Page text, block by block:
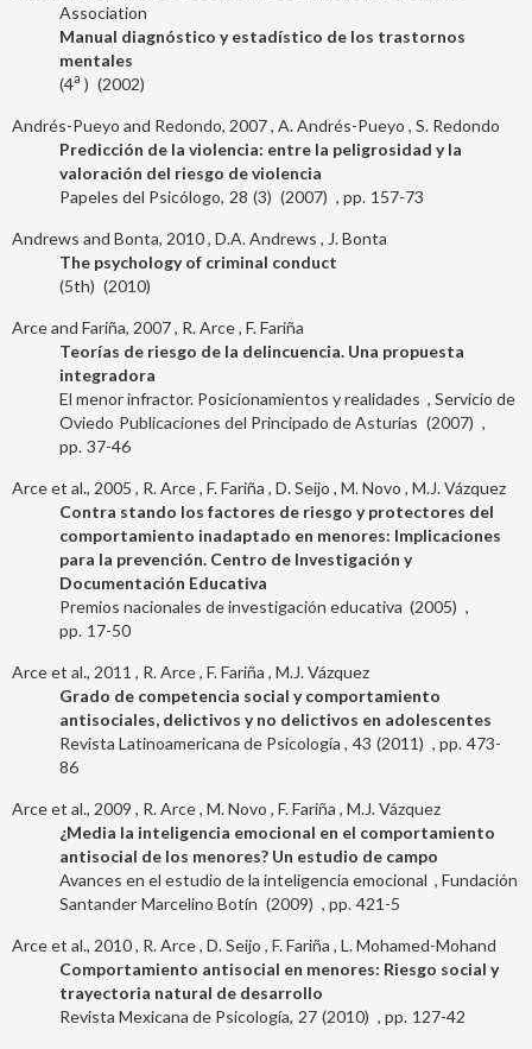
Association
Manual diagnóstico y estadístico de los trastornos
mentales
4a 2002
Andrés-Pueyo and Redondo, 2007 A. Andrés-Pueyo S. Redondo
Predicción de la violencia: entre la peligrosidad y la
valoración del riesgo de violencia
Papeles del Psicólogo 28 3 2007 157-73
Andrews and Bonta, 2010 D.A. Andrews
J. Bonta
The psychology of criminal conduct
5th
2010
Arce and Fariña, 2007 R. Arce F. Fariña
Teorías de riesgo de la delincuencia. Una propuesta
integradora
El menor infractor. Posicionamientos y realidades
Servicio de
Publicaciones del Principado de Asturias
Oviedo
2007
37-46
Arce et al., 2005 R. Arce F. Fariña D. Seijo M. Novo M.J. Vázquez
Contra stando los factores de riesgo y protectores del
comportamiento inadaptado en menores: Implicaciones
para la prevención. Centro de Investigación y
Documentación Educativa
Premios nacionales de investigación educativa
2005
17-50
Arce et al., 2011 R. Arce F. Fariña M.J. Vázquez
Grado de competencia social y comportamiento
antisociales, delictivos y no delictivos en adolescentes
Revista Latinoamericana de Psicología
43 2011
473-
86
Arce et al., 2009 R. Arce M. Novo F. Fariña M.J. Vázquez
¿Media la inteligencia emocional en el comportamiento
antisocial de los menores? Un estudio de campo
Avances en el estudio de la inteligencia emocional
Fundación
Marcelino Botín
Santander 2009 421-5
Arce et al., 2010 R. Arce D. Seijo F. Fariña L. Mohamed-Mohand
Comportamiento antisocial en menores: Riesgo social y
trayectoria natural de desarrollo
Revista Mexicana de Psicología 27 2010 127-42